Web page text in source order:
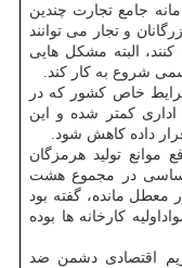
جامع تجارت چندین
و تجار می توانند
البته مشکل هایی
خاص کشور که در
کمتر شده و این
داده کاهش شود.
تولید هرمزگان
اساسی در مجموع هشت
کشور معطل مانده، گفته بود
کارخانه ها بوده
اقتصادی دشمن ضد